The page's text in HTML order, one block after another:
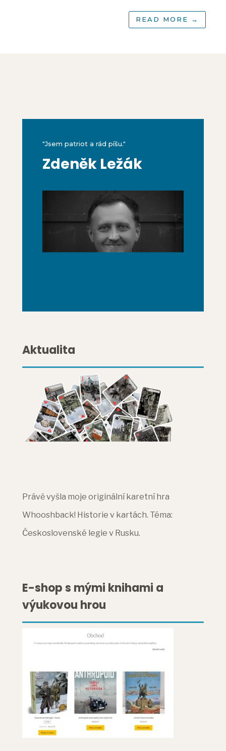
READ MORE →
"Jsem patriot a rád píšu."
Zdeněk Ležák
Aktualita
Právě vyšla moje originální karetní hra
Whooshback! Historie v kartách. Téma:
Československé legie v Rusku.
E-shop s mými knihami a
výukovou hrou